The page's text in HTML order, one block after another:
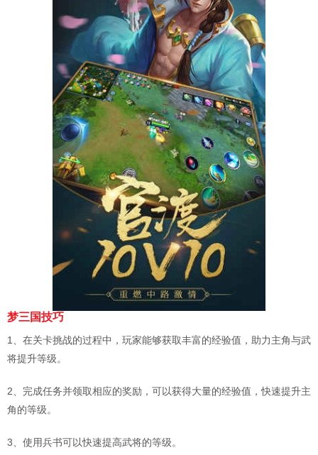
梦三国技巧
1、在关卡挑战的过程中，玩家能够获取丰富的经验值，助力主角与武
将提升等级。
2、完成任务并领取相应的奖励，可以获得大量的经验值，快速提升主
角的等级。
3、使用兵书可以快速提高武将的等级。